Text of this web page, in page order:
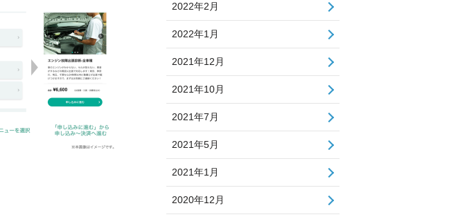
2022年2月
2022年1月
2021年12月
2021年10月
2021年7月
2021年5月
2021年1月
2020年12月